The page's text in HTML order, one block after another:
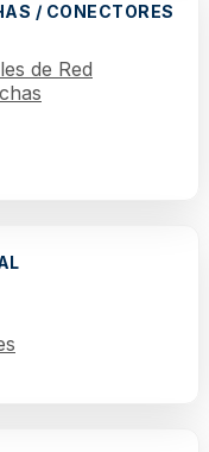
/ CONECTORES
de Red